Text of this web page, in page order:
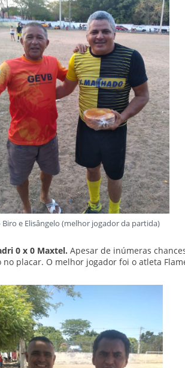
Biro e Elisângelo (melhor jogador da partida)
0 x 0 Maxtel. Apesar de inúmeras
no placar. O melhor jogador foi o atleta